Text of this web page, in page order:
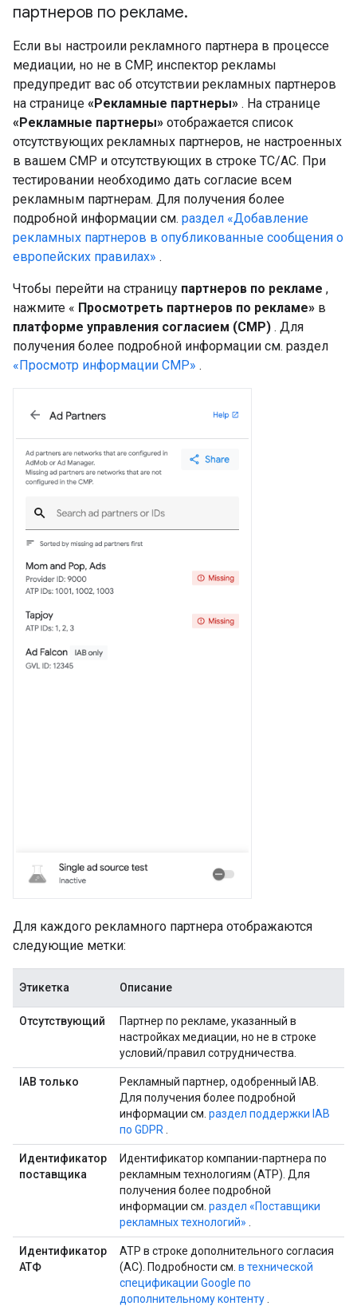
партнеров по рекламе.
Если вы настроили рекламного партнера в процессе
медиации, но не в CMP, инспектор рекламы
предупредит вас об отсутствии рекламных партнеров
на странице «Рекламные партнеры» . На странице
«Рекламные партнеры» отображается список
отсутствующих рекламных партнеров, не настроенных
в вашем CMP и отсутствующих в строке TC/AC. При
тестировании необходимо дать согласие всем
рекламным партнерам. Для получения более
подробной информации см. раздел «Добавление
рекламных партнеров в опубликованные сообщения о
европейских правилах» .
Чтобы перейти на страницу партнеров по рекламе ,
нажмите « Просмотреть партнеров по рекламе» в
платформе управления согласием (CMP) . Для
получения более подробной информации см. раздел
«Просмотр информации CMP» .
Для каждого рекламного партнера отображаются
следующие метки:
Этикетка Описание
Отсутствующий
Партнер по рекламе, указанный в
настройках медиации, но не в строке
условий/правил сотрудничества.
IAB только
Рекламный партнер, одобренный IAB.
Для получения более подробной
информации см. раздел поддержки IAB
по GDPR
Идентификатор
поставщика
Идентификатор компании-партнера по
рекламным технологиям (ATP). Для
получения более подробной
информации см. раздел «Поставщики
рекламных технологий»
Идентификатор
АТФ
ATP в строке дополнительного согласия
(AC). Подробности см. в технической
спецификации Google по
дополнительному контенту